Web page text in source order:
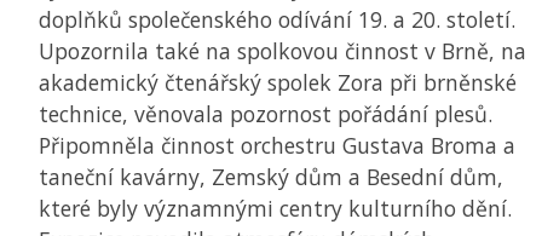
doplňků společenského odívání 19. a 20. století.
Upozornila také na spolkovou činnost v Brně, na
akademický čtenářský spolek Zora při brněnské
technice, věnovala pozornost pořádání plesů.
Připomněla činnost orchestru Gustava Broma a
taneční kavárny, Zemský dům a Besední dům,
které byly významnými centry kulturního dění.